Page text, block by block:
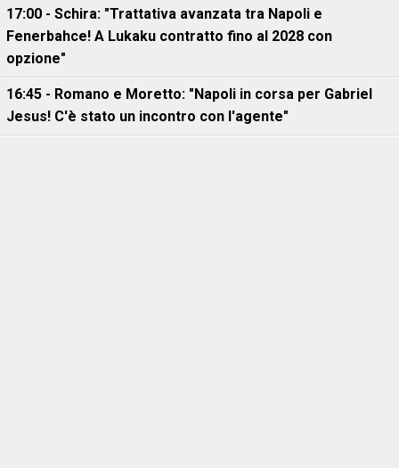
17:00 - Schira: "Trattativa avanzata tra Napoli e
Fenerbahce! A Lukaku contratto fino al 2028 con
opzione"
16:45 - Romano e Moretto: "Napoli in corsa per Gabriel
Jesus! C'è stato un incontro con l'agente"